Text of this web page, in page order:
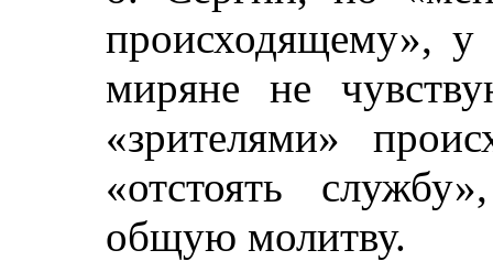
происходящему», у
миряне не
«зрителями»
«отстоять
общую молитву.